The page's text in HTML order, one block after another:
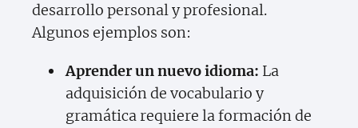
desarrollo personal y profesional.
Algunos ejemplos son:
Aprender un nuevo idioma: La
adquisición de vocabulario y
gramática requiere la formación de